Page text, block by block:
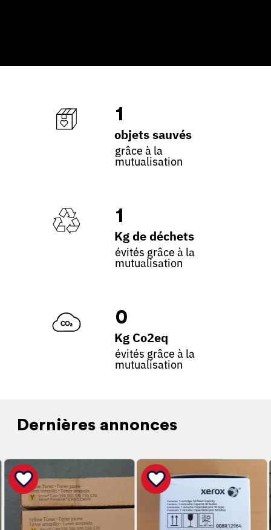
1
objets sauvés
grâce à la
mutualisation
1
Kg de déchets
évités grâce à la
mutualisation
0
Kg Co2eq
évités grâce à la
mutualisation
Dernières annonces